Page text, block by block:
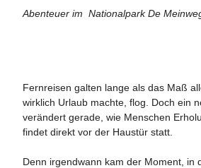
Abenteuer im Nationalpark De
Fernreisen galten lange als das Maß
wirklich Urlaub machte, flog. Doch ein
verändert gerade, wie Menschen
findet direkt vor der Haustür statt.
Denn irgendwann kam der Moment, in